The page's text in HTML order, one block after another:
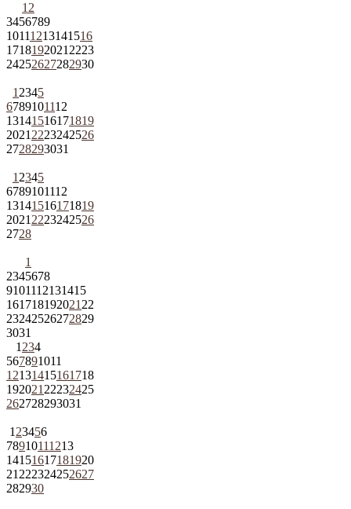
1 2
3456789
10111213141516
1718192021 2223
24252627282930
1 2345
6789101112
13141516171819
2021 2223242526
2728293031
1 2345
6789101112
13141516171819
2021 2223242526
2728
1
2345678
9101112131415
161718192021 22
23242526272829
3031
1 234
567891011
12131415161718
192021 22232425
262728293031
1 23456
78910111213
14151617181920
21 222324252627
282930